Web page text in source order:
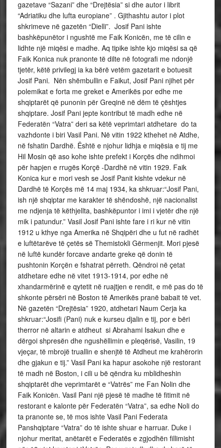
gazetave “Sazani” dhe “Drejtësia” si dhe autor i librit
“Adriatiku dhe lufta europiane” . Gjithashtu autor i plot
shkrimeve në gazetën “Dielli”. Josif Pani ishte
bashkëpunëtor i ngushtë me Faik Konicën, me të cilin e
lidhte një miqësi e madhe. Aq tipike ishte kjo miqësi sa që
Faik Konica nuk pranonte të dilte në fotografi me ndonjë
tjetër, këtë privilegj ia ka bërë vetëm gazetarit e botuesit
Josif Pani. Nën shëmbullin e Faikut, Josif Pani njihet për
polemikat e forta me greket e Amerikës por edhe me
shqiptarët që punonin për Greqinë në dëm të çështjes
shqiptare. Josif Pani jepte kontribut të madh edhe në
Federatën “Vatra” deri sa këtë veprimtari atdhetare do ta
vazhdonte i biri Vasil Pani. Në vitin 1922 kthehet në Atdhe,
në fshatin Dardhë. Është e njohur lidhja e miqësia e tij me
Hil Mosin që aso kohe ishte prefekt i Korçës dhe ndihmoi
për hapjen e rrugës Korçë -Dardhë në vitin 1929. Faik
Konica kur e mori vesh se Josif Panit kishte vdekur në
Dardhë të Korçës më 14 maj 1934, ka shkruar:“Josif Pani,
ish një shqiptar me karakter të shëndoshë, një nacionalist
me ndjenja të këthjellta, bashkëpuntor i imi i vjetër dhe një
mik i patundur.” Vasil Josif Pani ishte fare i ri kur në vitin
1912 u kthye nga Amerika në Shqipëri dhe u fut në radhët
e luftëtarëve të çetës së Themistokli Gërmenjit. Mori pjesë
në luftë kundër forcave andarte greke që donin të
pushtonin Korçën e fshatrat përreth. Qëndroi në çetat
atdhetare edhe në vitet 1913-1914, por edhe në
xhandarmërinë e qytetit në ruajtjen e rendit, e më pas do të
shkonte përsëri në Boston të Amerikës pranë babait të vet.
Në gazetën “Drejtësia” 1920, atdhetari Naum Cerja ka
shkruar:“Josifi (Pani) nuk e kurseu djalin e tij, por e bëri
therror në altarin e atdheut si Abrahami Isakun dhe e
dërgoi shpresën dhe ngushëllimin e pleqërisë, Vasilin, 19
vjeçar, të mbrojë truallin e shenjtë të Atdheut me krahërorin
dhe gjakun e tij.” Vasil Pani ka hapur asokohe një restorant
të madh në Boston, i cili u bë qëndra ku mblidheshin
shqiptarët dhe veprimtarët e “Vatrës” me Fan Nolin dhe
Faik Konicën. Vasil Pani një pjesë të madhe të fitimit në
restorant e kalonte për Federatën “Vatra”, sa edhe Noli do
ta pranonte se, të mos ishte Vasil Pani Federata
Panshqiptare “Vatra” do të ishte shuar e harruar. Duke i
njohur meritat, anëtarët e Federatës e zgjodhën fillimisht